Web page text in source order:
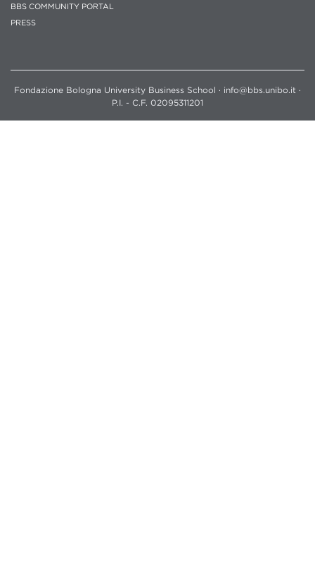
BBS COMMUNITY PORTAL
PRESS
Fondazione Bologna University Business School · info@bbs.unibo.it ·
P.I. - C.F. 02095311201